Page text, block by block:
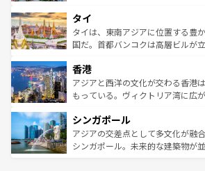
リティに包まれながら、韓国の多
わってみてほしい。 なお
覧を参照してほしい。
急速な発展と共に伝統が息づく。
ーチミン市のフランス統治時代の
醸し出している。また、バラエテ
とつ。フォーやバインミー、ベト
ひ現地で味わいたい。どの地域を
が旅行者を迎えてくれるので、き
参照してほしい。
タイ
タイは、東南アジアに位置する豊
国だ。首都バンコクは高層ビルが
の活気が交差している。北部では
帯で自然と触れ合い、南部ではプ
いビーチでリゾート気分を楽しむ
激する。気候は一年中温暖で、ど
が待っている。親しみやすいタイ
た文化、そして多様な観光資源が
香港
アジアと西洋の文化が交わる香港
もっている。ヴィクトリア湾に広
み、どこを訪れても感動するはず
ており、効率よく見どころを回れ
うな絶景から文化的な体験まで、
シンガポール
アジアの交差点として多文化が融
シンガポール。未来的な建築物が